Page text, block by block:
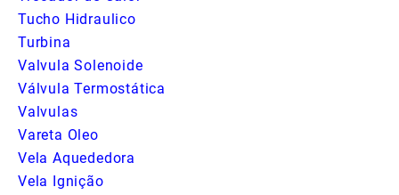
Tucho Hidraulico
Turbina
Valvula Solenoide
Válvula Termostática
Valvulas
Vareta Oleo
Vela Aquededora
Vela Ignição